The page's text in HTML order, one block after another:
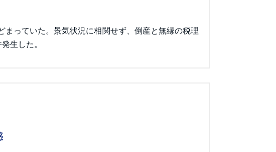
っていた。景気状況に相関せず、倒産と無縁の税理
生した。